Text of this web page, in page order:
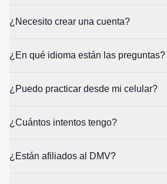
¿Necesito crear una cuenta?
¿En qué idioma están las preguntas?
¿Puedo practicar desde mi celular?
¿Cuántos intentos tengo?
¿Están afiliados al DMV?